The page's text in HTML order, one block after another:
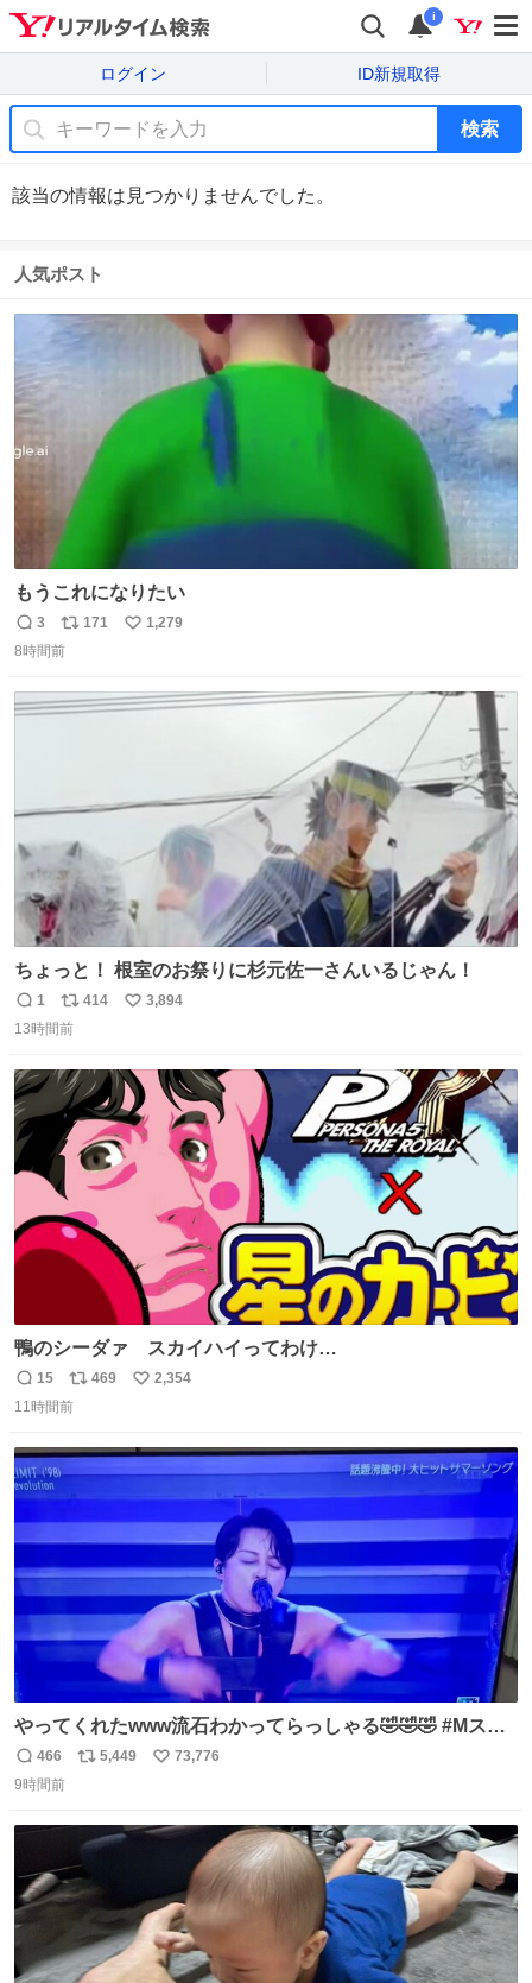
i
ログイン ID新規取得
検索
該当の情報は見つかりませんでした。
人気ポスト
もうこれになりたい
返
信
3
リ
ポ
ト
171
い
数
1,279
8時間前
ちょっと！ 根室のお祭りに杉元佐一さんいるじゃん！
返
信
1
リ
ポ
ト
数
414
い
数
3,894
13時間前
鴨のシーダァ スカイハイってわけ
youtu.be/QbctcHorQyA
返
信
15
リ
ポ
ト
469
い
数
2,354
11時間前
やってくれたwww流石わかってらっしゃる🤣🤣🤣 #Mステ
#西川貴教
返
信
466
リ
ト
数
5,449
い
数
73,776
9時間前